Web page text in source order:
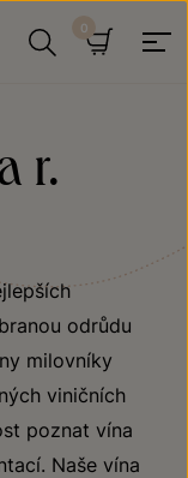
r.
odrůdu
milovníky
viničních
poznat vína
Naše vína